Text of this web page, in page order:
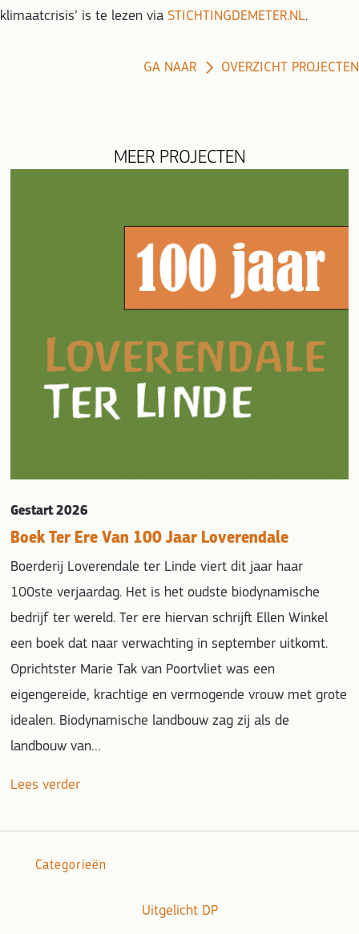
klimaatcrisis’ is te lezen via STICHTINGDEMETER.NL.
GA NAAR OVERZICHT PROJECTEN
MEER PROJECTEN
Gestart 2026
Boek Ter Ere Van 100 Jaar Loverendale
Boerderij Loverendale ter Linde viert dit jaar haar
100ste verjaardag. Het is het oudste biodynamische
bedrijf ter wereld. Ter ere hiervan schrijft Ellen Winkel
een boek dat naar verwachting in september uitkomt.
Oprichtster Marie Tak van Poortvliet was een
eigengereide, krachtige en vermogende vrouw met grote
idealen. Biodynamische landbouw zag zij als de
landbouw van…
Lees verder
Categorieën
Uitgelicht DP